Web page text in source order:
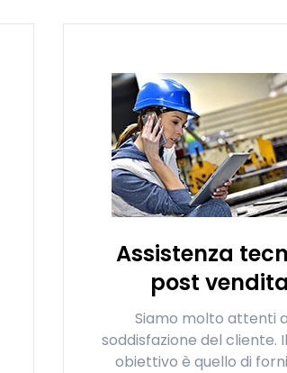
Assistenza
post vendita
Siamo molto attenti
soddisfazione del cliente.
obiettivo è quello di